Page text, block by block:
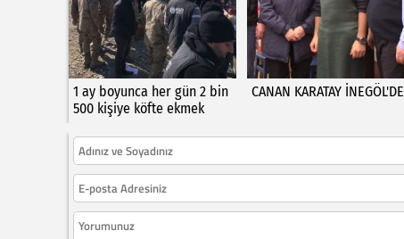
1 ay boyunca her gün 2 bin
500 kişiye köfte ekmek
CANAN KARATAY İNEGÖL'DE